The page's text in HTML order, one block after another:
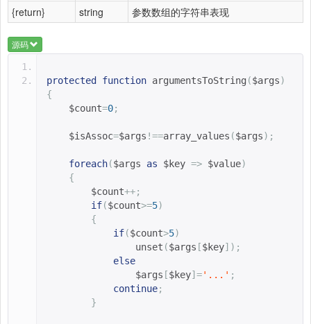
{return}
string 参数数组的字符串表现
源码
protected function argumentsToString ($args)
{
$count=0;
$isAssoc=$args !==array_values ($args);
foreach($args as $key => $value)
{
$count++;
if($count>=5)
{
if($count>5)
unset ($args [$key]);
else
$args [$key]='...' ;
continue;
}